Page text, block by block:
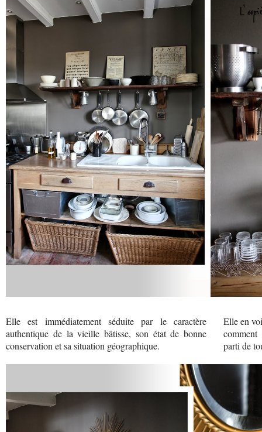
Elle est immédiatement séduite par le caractère
authentique de la vieille bâtisse, son état de bonne
conservation et sa situation géographique.
Elle en
parti de